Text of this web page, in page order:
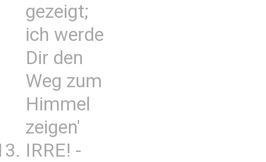
gezeigt;
ich werde
Dir den
Weg zum
Himmel
zeigen'
IRRE! -